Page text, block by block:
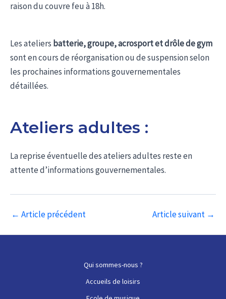
raison du couvre feu à 18h.
Les ateliers batterie, groupe, acrosport et drôle de gym
sont en cours de réorganisation ou de suspension selon
les prochaines informations gouvernementales
détaillées.
Ateliers adultes :
La reprise éventuelle des ateliers adultes reste en
attente d’informations gouvernementales.
Navigation
← Article précédent Article suivant →
Qui sommes-nous ?
Accueils de loisirs